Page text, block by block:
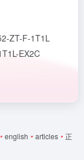
ZT-F-1T1L
EX2C
• english • articles • 正